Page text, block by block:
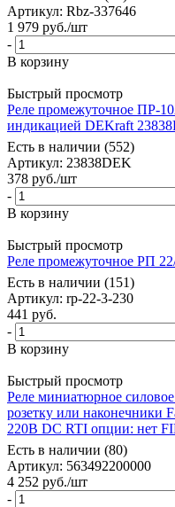
Артикул: Rbz-337646
1 979 руб./шт
-
В корзину
Быстрый просмотр
Реле промежуточное ПР-
индикацией DEKraft
Есть в наличии (552)
Артикул: 23838DEK
378 руб./шт
-
В корзину
Быстрый просмотр
Реле промежуточное РП
Есть в наличии (151)
Артикул: rp-22-3-230
441 руб.
-
В корзину
Быстрый просмотр
Реле миниатюрное
розетку или наконечники
220В DC RTI опции: нет
Есть в наличии (80)
Артикул: 563492200000
4 252 руб./шт
-